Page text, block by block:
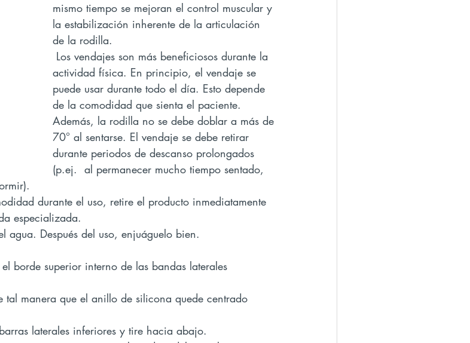
mismo tiempo se mejoran el control muscular y
la estabilización inherente de la articulación
de la rodilla.
actividad física. En principio, el vendaje se
puede usar durante todo el día. Esto depende
de la comodidad que sienta el paciente.
Además, la rodilla no se debe doblar a más de
70° al sentarse. El vendaje se debe retirar
durante periodos de descanso prolongados
(p.ej.  al permanecer mucho tiempo sentado,
especializada.
agua. Después del uso, enjuáguelo bien.
borde superior interno de las bandas laterales
laterales inferiores y tire hacia abajo.